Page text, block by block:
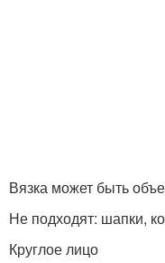
Вязка может быть
Не подходят: шапки,
Круглое лицо